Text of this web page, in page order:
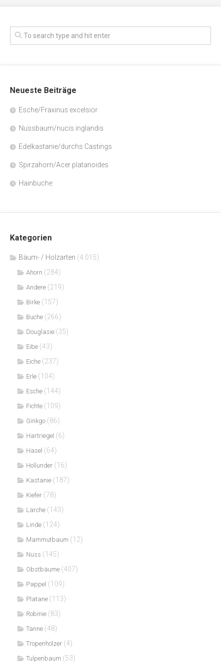
Neueste Beiträge
Esche/Fraxinus excelsior
Nussbaum/nucis inglandis
Edelkastanie/durchs Castings
Spirzahorn/Acer platanoides
Hainbuche
Kategorien
Bäum- / Holzarten (4.015)
Ahorn (284)
Andere (219)
Birke (157)
Buche (266)
Douglasie (35)
Eibe (43)
Eiche (237)
Erle (104)
Esche (144)
Fichte (109)
Ginkgo (86)
Hartriegel (6)
Hasel (64)
Hollunder (16)
Kastanie (187)
Kiefer (78)
Lärche (143)
Linde (124)
Mammutbaum (12)
Nuss (145)
Obstbäume (407)
Pappel (109)
Platane (113)
Robinie (83)
Tanne (48)
Tropenhölzer (4)
Tulpenbaum (53)